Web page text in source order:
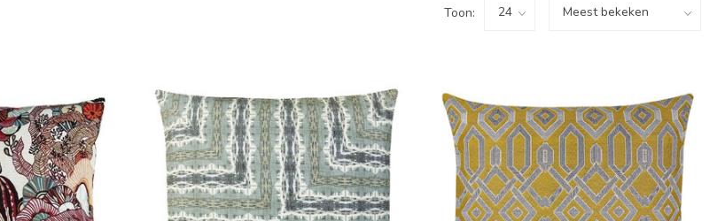
Toon: